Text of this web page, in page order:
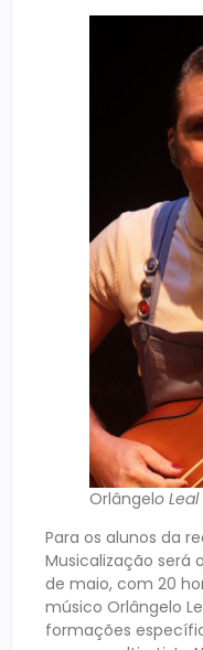
Orlângelo
Para os alunos da
Musicalização será
de maio, com 20
músico Orlângelo
formações